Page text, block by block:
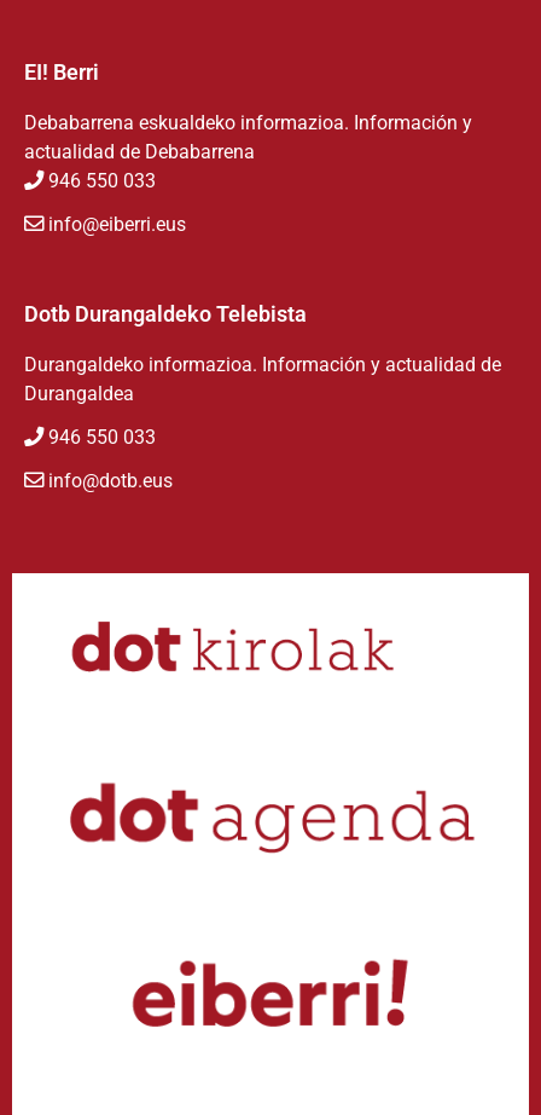
EI! Berri
Debabarrena eskualdeko informazioa. Información y
actualidad de Debabarrena
946 550 033
info@eiberri.eus
Dotb Durangaldeko Telebista
Durangaldeko informazioa. Información y actualidad de
Durangaldea
946 550 033
info@dotb.eus